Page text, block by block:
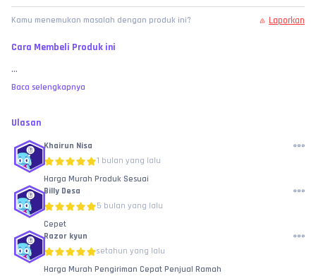
Kamu menemukan masalah dengan produk ini? Laporkan
Cara Membeli Produk ini
...
Baca selengkapnya
Ulasan
Khairun Nisa
1 bulan yang lalu
Harga Murah Produk Sesuai
Billy Desa
5 bulan yang lalu
Cepet
Razor kyun
setahun yang lalu
Harga Murah Pengiriman Cepat Penjual Ramah